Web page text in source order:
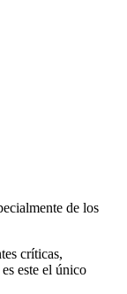
de los
críticas,
este el único